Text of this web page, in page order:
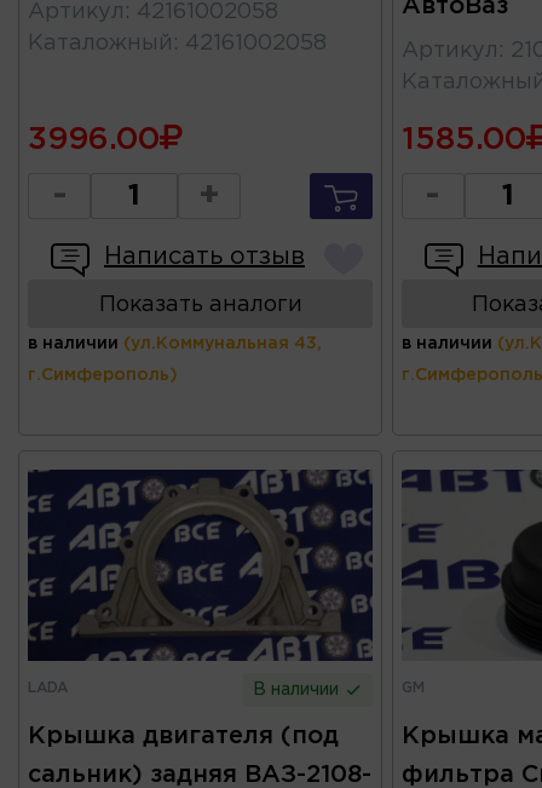
Артикул : 42161002058
Каталожный : 42161002058
3996.00
- +
Написать отзыв
Показать аналоги
в наличии (ул.Коммунальная 43,
г.Симферополь)
АвтоВаз
Артикул :
1585.00
-
в наличии
LADA В наличии
Крышка двигателя (под
сальник) задняя ВАЗ-2108-
GM
Крышка
фильтра